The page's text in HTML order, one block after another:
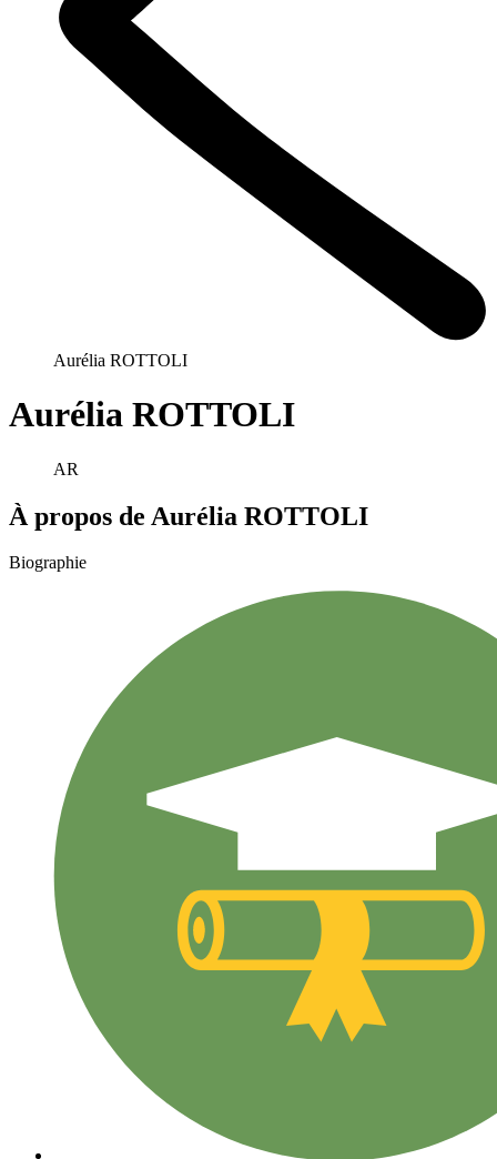
Aurélia ROTTOLI
Aurélia ROTTOLI
AR
À propos de Aurélia ROTTOLI
Biographie